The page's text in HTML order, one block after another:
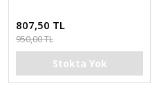
807,50 TL
950,00 TL
Stokta Yok